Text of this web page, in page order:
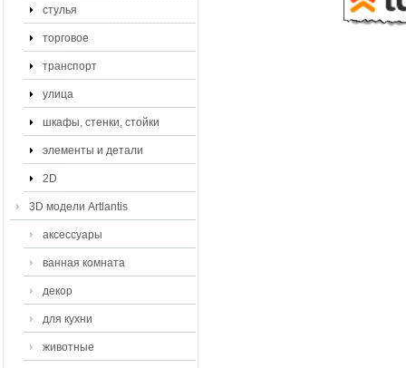
стулья
торговое
транспорт
улица
шкафы, стенки, стойки
элементы и детали
2D
3D модели Artlantis
аксессуары
ванная комната
декор
для кухни
животные